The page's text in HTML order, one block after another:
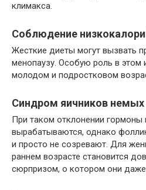
климакса.
Соблюдение
Жесткие диеты могут вызвать
менопаузу. Особую роль в этом
молодом и подростковом
Синдром яичников немых
При таком отклонении гормоны
вырабатываются, однако
и просто не созревают. Для
раннем возрасте становится
сюрпризом, о котором они